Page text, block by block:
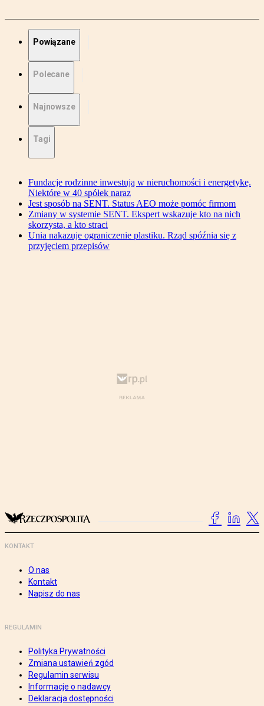
Powiązane
Polecane
Najnowsze
Tagi
Fundacje rodzinne inwestują w nieruchomości i energetykę.
Niektóre w 40 spółek naraz
Jest sposób na SENT. Status AEO może pomóc firmom
Zmiany w systemie SENT. Ekspert wskazuje kto na nich
skorzysta, a kto straci
Unia nakazuje ograniczenie plastiku. Rząd spóźnia się z
przyjęciem przepisów
KONTAKT
O nas
Kontakt
Napisz do nas
REGULAMIN
Polityka Prywatności
Zmiana ustawień zgód
Regulamin serwisu
Informacje o nadawcy
Deklaracja dostępności